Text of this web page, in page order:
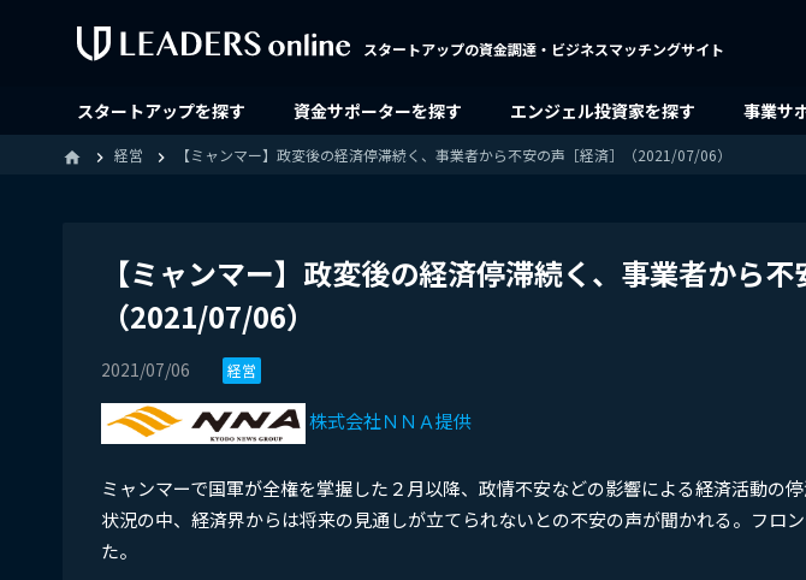
スタートアップの資金調達・ビジネスマッチングサイト
スタートアップを探す 資金サポーターを探す エンジェル投資家を探す 事業サ
home 経営 【ミャンマー】政変後の経済停滞続く、事業者から不安の声［経済］（2021/07/06）
【ミャンマー】政変後の経済停滞続く、事業者から不
（2021/07/06）
2021/07/06 経営
株式会社ＮＮＡ提供
ミャンマーで国軍が全権を掌握した２月以降、政情不安などの影響による経済活動の
状況の中、経済界からは将来の見通しが立てられないとの不安の声が聞かれる。フロ
た。